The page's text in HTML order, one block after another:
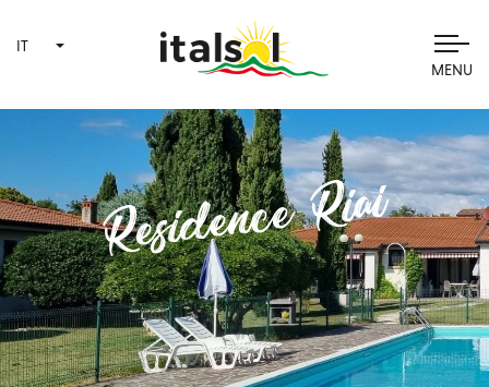
IT
MENU
Residence Riai